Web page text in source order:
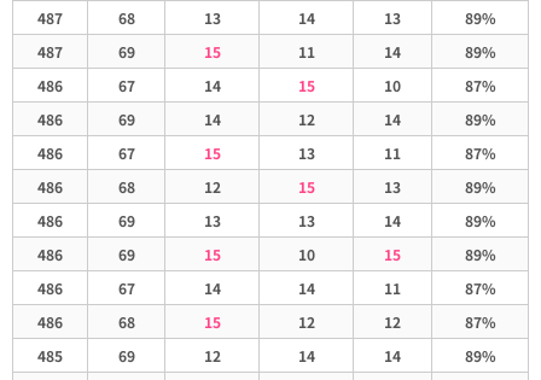
487 68 13 14 13
89%
487
69 15 11 14
89%
486
67 14 15 10
87%
486
69 14 12 14
89%
486
67 15 13 11
87%
486
68 12 15 13
89%
486
69 13 13 14
89%
486
69 15 10 15
89%
486
67 14 14 11
87%
486
68 15 12 12
87%
485
69 12 14 14
89%